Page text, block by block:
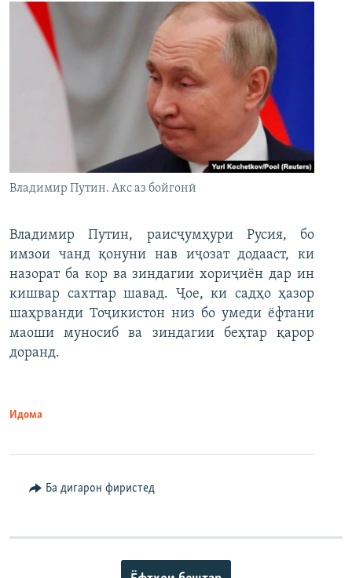
Владимир Путин. Акс аз бойгонӣ
Владимир Путин, раисҷумҳури Русия, бо
имзои чанд қонуни нав иҷозат додааст, ки
назорат ба кор ва зиндагии хориҷиён дар ин
кишвар сахттар шавад. Ҷое, ки садҳо ҳазор
шаҳрванди Тоҷикистон низ бо умеди ёфтани
маоши муносиб ва зиндагии беҳтар қарор
доранд.
Идома
Ба дигарон фиристед